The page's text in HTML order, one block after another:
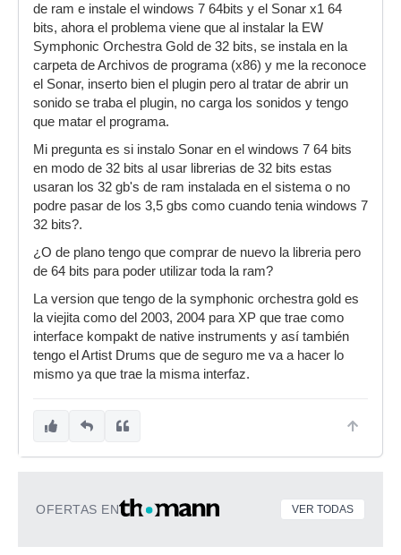
de ram e instale el windows 7 64bits y el Sonar x1 64
bits, ahora el problema viene que al instalar la EW
Symphonic Orchestra Gold de 32 bits, se instala en la
carpeta de Archivos de programa (x86) y me la reconoce
el Sonar, inserto bien el plugin pero al tratar de abrir un
sonido se traba el plugin, no carga los sonidos y tengo
que matar el programa.
Mi pregunta es si instalo Sonar en el windows 7 64 bits
en modo de 32 bits al usar librerias de 32 bits estas
usaran los 32 gb's de ram instalada en el sistema o no
podre pasar de los 3,5 gbs como cuando tenia windows 7
32 bits?.
¿O de plano tengo que comprar de nuevo la libreria pero
de 64 bits para poder utilizar toda la ram?
La version que tengo de la symphonic orchestra gold es
la viejita como del 2003, 2004 para XP que trae como
interface kompakt de native instruments y así también
tengo el Artist Drums que de seguro me va a hacer lo
mismo ya que trae la misma interfaz.
OFERTAS EN VER TODAS